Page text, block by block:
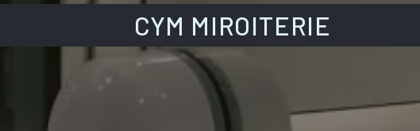
CYM MIROITERIE